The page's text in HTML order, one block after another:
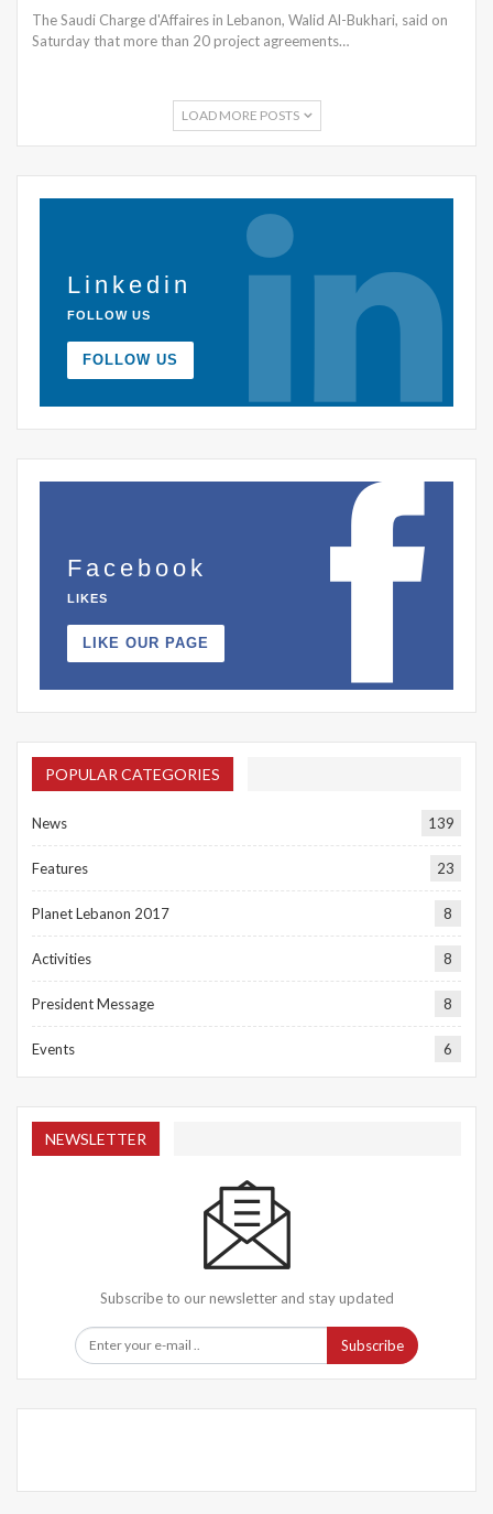
The Saudi Charge d'Affaires in Lebanon, Walid Al-Bukhari, said on
Saturday that more than 20 project agreements…
LOAD MORE POSTS
Linkedin
FOLLOW US
FOLLOW US
Facebook
LIKES
LIKE OUR PAGE
POPULAR CATEGORIES
News 139
Features 23
Planet Lebanon 2017 8
Activities 8
President Message 8
Events 6
NEWSLETTER
Subscribe to our newsletter and stay updated
Subscribe